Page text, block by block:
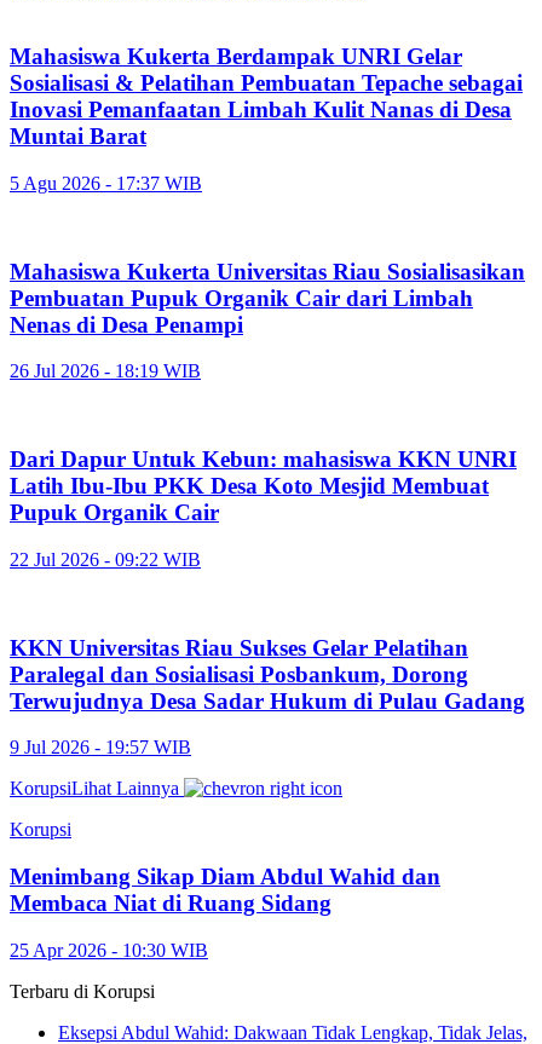
Mahasiswa Kukerta Berdampak UNRI Gelar
Sosialisasi & Pelatihan Pembuatan Tepache sebagai
Inovasi Pemanfaatan Limbah Kulit Nanas di Desa
Muntai Barat
5 Agu 2026 - 17:37 WIB
Mahasiswa Kukerta Universitas Riau Sosialisasikan
Pembuatan Pupuk Organik Cair dari Limbah
Nenas di Desa Penampi
26 Jul 2026 - 18:19 WIB
Dari Dapur Untuk Kebun: mahasiswa KKN UNRI
Latih Ibu-Ibu PKK Desa Koto Mesjid Membuat
Pupuk Organik Cair
22 Jul 2026 - 09:22 WIB
KKN Universitas Riau Sukses Gelar Pelatihan
Paralegal dan Sosialisasi Posbankum, Dorong
Terwujudnya Desa Sadar Hukum di Pulau Gadang
9 Jul 2026 - 19:57 WIB
KorupsiLihat Lainnya
Korupsi
Menimbang Sikap Diam Abdul Wahid dan
Membaca Niat di Ruang Sidang
25 Apr 2026 - 10:30 WIB
Terbaru di Korupsi
Eksepsi Abdul Wahid: Dakwaan Tidak Lengkap, Tidak Jelas,